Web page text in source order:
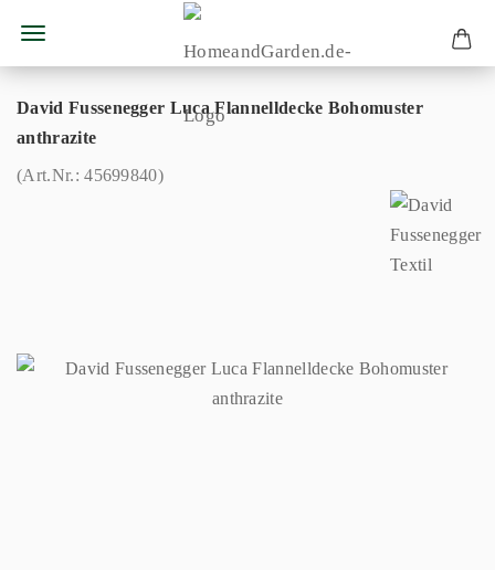
David Fussenegger Luca Flannelldecke Bohomuster
anthrazite
(Art.Nr.:45699840)